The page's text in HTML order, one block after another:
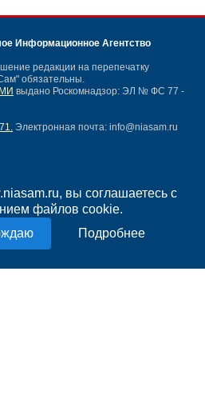
вы соглашаетесь с
файлов cookie.
Подробнее
Информационное Агентство
редакции на перепечатку
обязательны.
выдано Роскомнадзор: ЭЛ № ФС 77 -
Электронная почта: info@niasam.ru
данных